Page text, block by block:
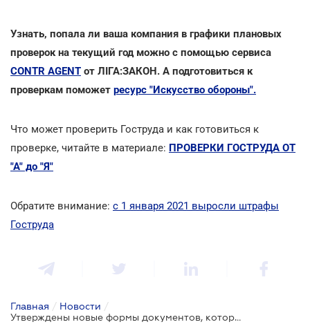
Узнать, попала ли ваша компания в графики плановых
проверок на текущий год можно с помощью сервиса
CONTR AGENT от ЛІГА:ЗАКОН. А подготовиться к
проверкам поможет ресурс "Искусство обороны".
Что может проверить Гоструда и как готовиться к
проверке, читайте в материале: ПРОВЕРКИ ГОСТРУДА ОТ
"А" до "Я"
Обратите внимание: с 1 января 2021 выросли штрафы
Гоструда
Главная / Новости /
Утверждены новые формы документов, которые составляются при проверках Гоструда